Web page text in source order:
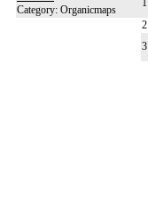
Category: Organicmaps
1
2
3